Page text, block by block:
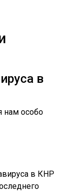
в
нам особо
в КНР